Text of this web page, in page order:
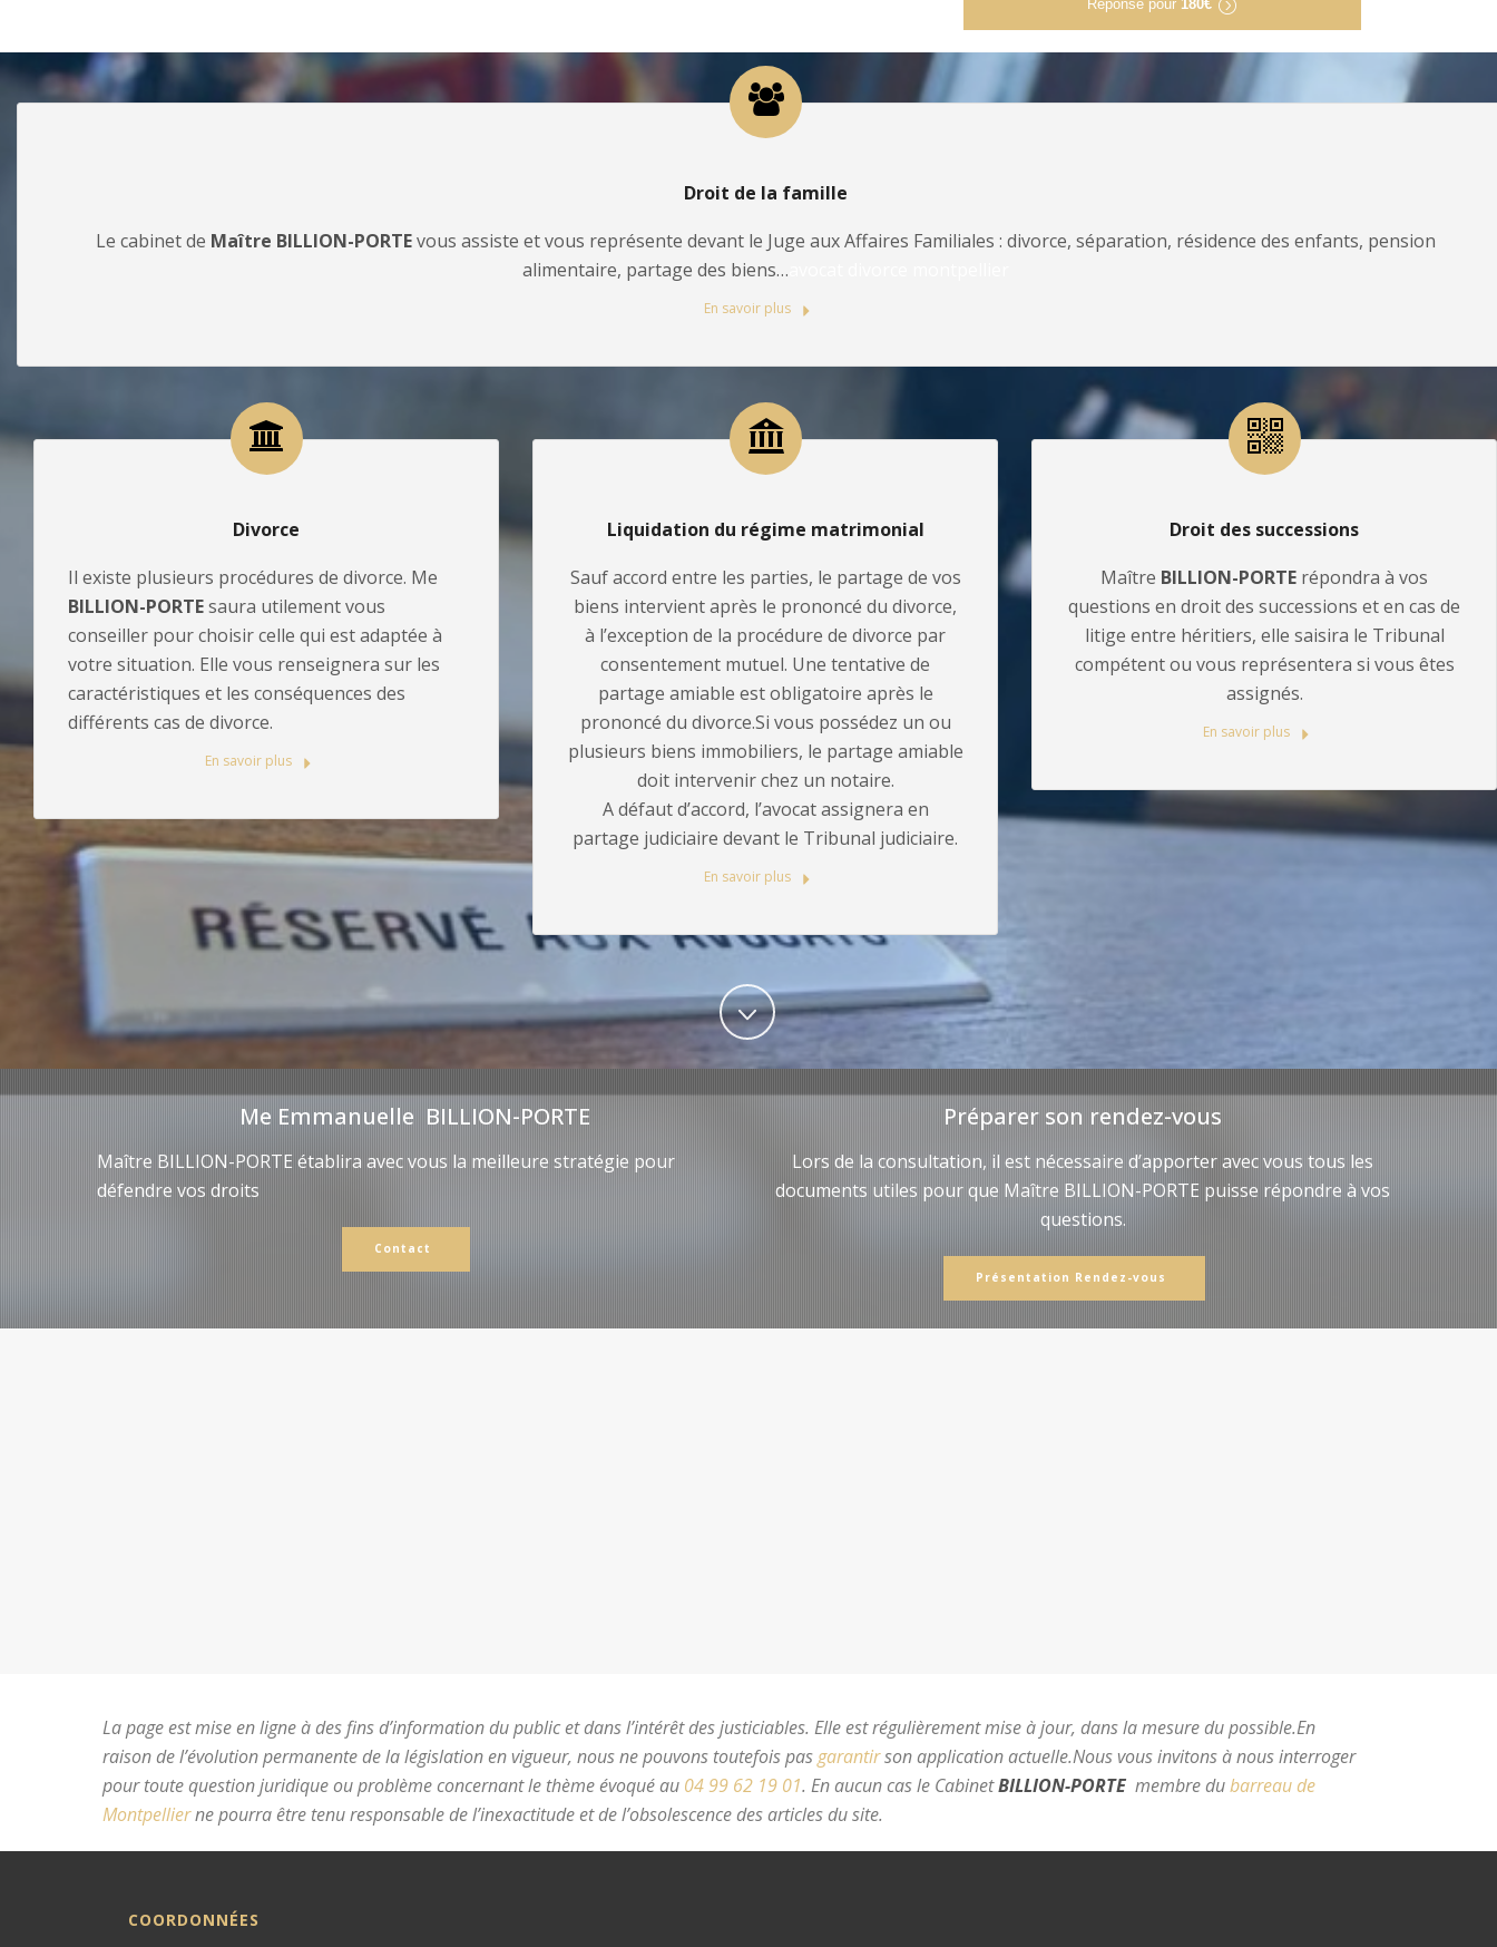
Réponse pour 180€
Droit de la famille
Le cabinet de Maître BILLION-PORTEvous assiste et vous représente devant le Juge aux Affaires Familiales : divorce, séparation, résidence des enfants, pension
alimentaire, partage des biens…
En savoir plus
Divorce
Il existe plusieurs procédures de divorce. Me
BILLION-PORTEsaura utilement vous
conseiller pour choisir celle qui est adaptée à
votre situation. Elle vous renseignera sur les
caractéristiques et les conséquences des
différents cas de divorce.
En savoir plus
Liquidation du régime matrimonial
Sauf accord entre les parties, le partage de vos
biens intervient après le prononcé du divorce,
à l’exception de la procédure de divorce par
consentement mutuel. Une tentative de
partage amiable est obligatoire après le
prononcé du divorce.Si vous possédez un ou
plusieurs biens immobiliers, le partage amiable
doit intervenir chez un notaire.
A défaut d’accord, l’avocat assignera en
partage judiciaire devant le Tribunal judiciaire.
En savoir plus
Droit des successions
Maître BILLION-PORTE répondra à vos
questions en droit des successions et en cas de
litige entre héritiers, elle saisira le Tribunal
compétent ou vous représentera si vous êtes
assignés.
En savoir plus
Me Emmanuelle BILLION-PORTE
Maître BILLION-PORTE établira avec vous la meilleure stratégie pour
défendre vos droits
Contact
Préparer son rendez-vous
Lors de la consultation, il est nécessaire d’apporter avec vous tous les
documents utiles pour que Maître BILLION-PORTE puisse répondre à vos
questions.
Présentation Rendez-vous
La page est mise en ligne à des fins d’information du public et dans l’intérêt des justiciables. Elle est régulièrement mise à jour, dans la mesure du possible.En
raison de l’évolution permanente de la législation en vigueur, nous ne pouvons toutefois pasgarantirson application actuelle.Nous vous invitons à nous interroger
pour toute question juridique ou problème concernant le thème évoqué au 04 99 62 19 01. En aucun cas le CabinetBILLION-PORTE membre dubarreau de
Montpellierne pourra être tenu responsable de l’inexactitude et de l’obsolescence des articles du site.
COORDONNÉES